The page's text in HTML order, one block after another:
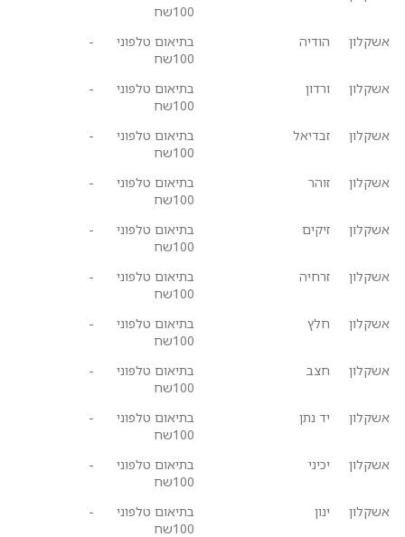
100שח
אשקלון הודיה
בתיאום טלפוני
100שח
-
אשקלון ורדון
בתיאום טלפוני
100שח
-
אשקלון זבדיאל
בתיאום טלפוני
100שח
-
אשקלון זוהר
בתיאום טלפוני
100שח
-
אשקלון זיקים
בתיאום טלפוני
100שח
-
אשקלון זרחיה
בתיאום טלפוני
100שח
-
אשקלון חלץ
בתיאום טלפוני
100שח
-
אשקלון חצב
בתיאום טלפוני
100שח
-
אשקלון יד נתן
בתיאום טלפוני
100שח
-
אשקלון יכיני
בתיאום טלפוני
100שח
-
אשקלון ינון
בתיאום טלפוני
100שח
-